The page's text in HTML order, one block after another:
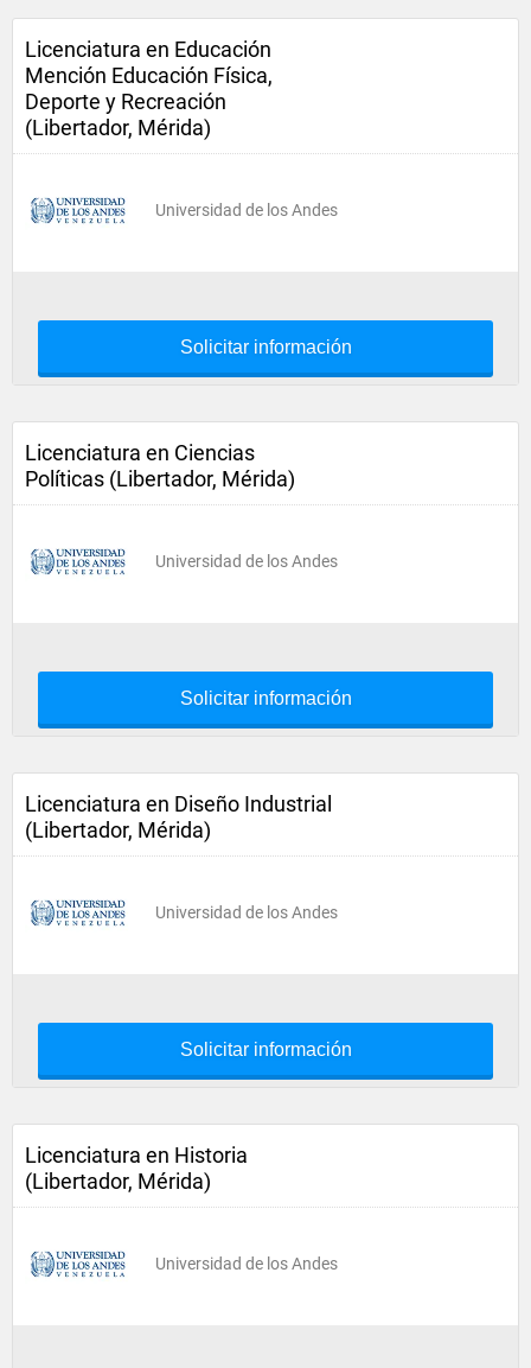
Licenciatura en Educación
Mención Educación Física,
Deporte y Recreación
(Libertador, Mérida)
Universidad de los Andes
Solicitar información
Licenciatura en Ciencias
Políticas (Libertador, Mérida)
Universidad de los Andes
Solicitar información
Licenciatura en Diseño Industrial
(Libertador, Mérida)
Universidad de los Andes
Solicitar información
Licenciatura en Historia
(Libertador, Mérida)
Universidad de los Andes